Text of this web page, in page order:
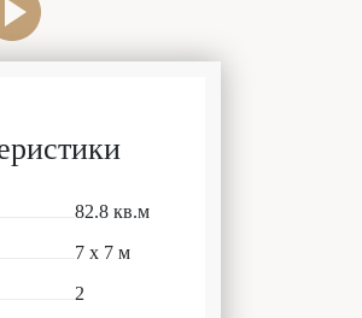
82.8 кв.м
7 x 7 м
2